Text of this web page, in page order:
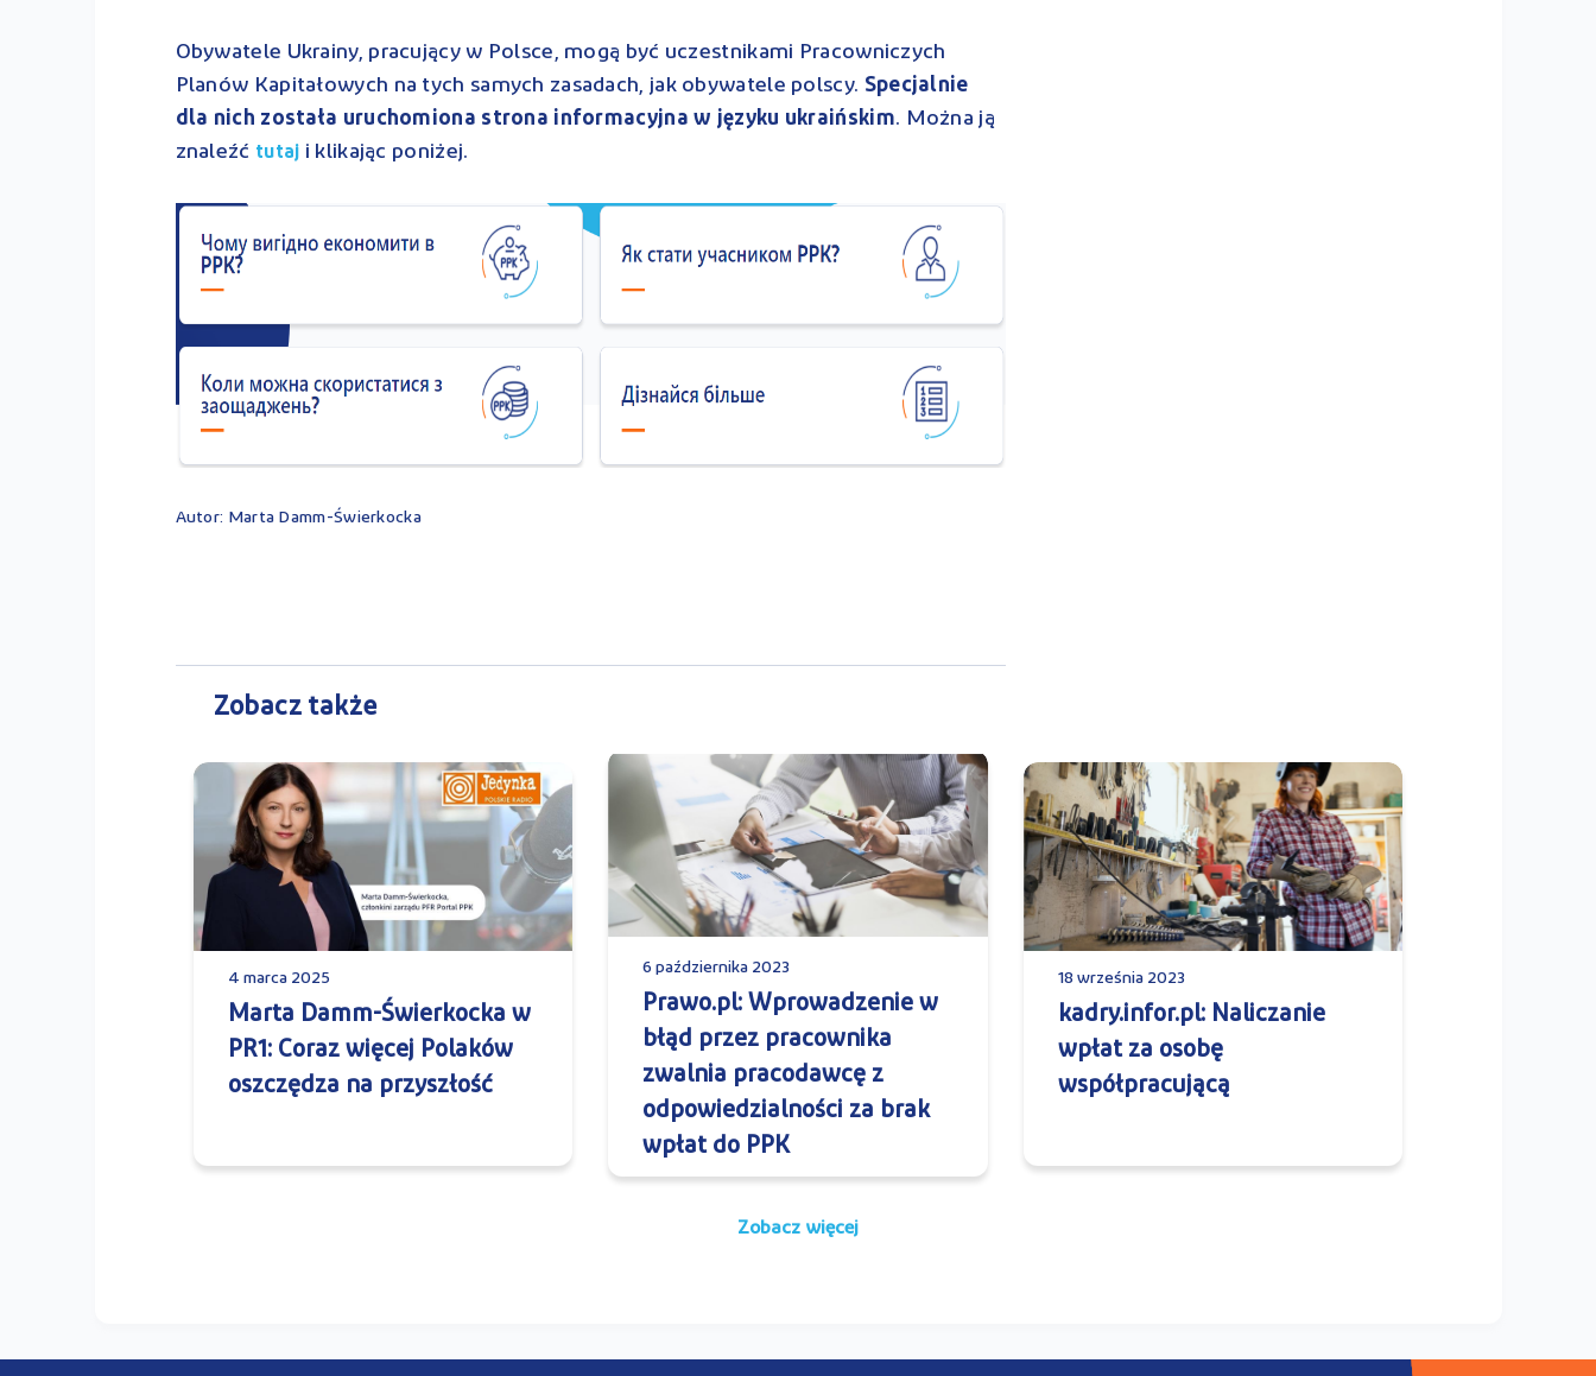
Obywatele Ukrainy, pracujący w Polsce, mogą być uczestnikami Pracowniczych
Planów Kapitałowych na tych samych zasadach, jak obywatele polscy. Specjalnie
dla nich została uruchomiona strona informacyjna w języku ukraińskim. Można ją
znaleźć tutaj i klikając poniżej.
Autor: Marta Damm-Świerkocka
Zobacz także
4 marca 2025
Marta Damm-Świerkocka w
PR1: Coraz więcej Polaków
oszczędza na przyszłość
6 października 2023
Prawo.pl: Wprowadzenie w
błąd przez pracownika
zwalnia pracodawcę z
odpowiedzialności za brak
wpłat do PPK
18 września 2023
kadry.infor.pl: Naliczanie
wpłat za osobę
współpracującą
Zobacz więcej